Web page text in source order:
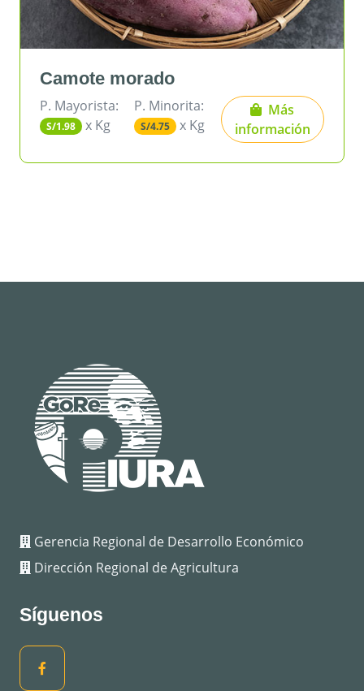
morado
P. Minorita:
S/4.75 x Kg
Más
información
P.
S/3.10
Gerencia Regional de Desarrollo Económico
Dirección Regional de Agricultura
Síguenos